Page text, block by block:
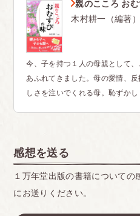
親のこころ お
木村耕一（編著）
今、子を持つ１人の母親として
あふれてきました。母の愛情、
しさを注いでくれる母。恥ずか
感想を送る
１万年堂出版の書籍について
にお送りください。